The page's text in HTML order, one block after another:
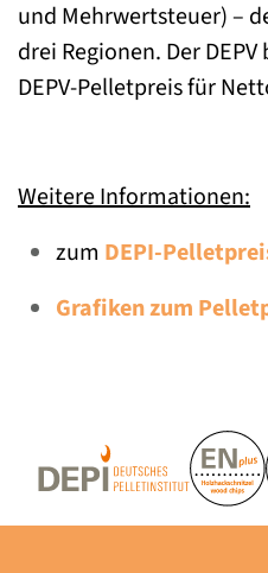
und Mehrwertsteuer) –
drei Regionen. Der
DEPV-Pelletpreis für
Weitere Informationen:
zum DEPI-
Grafiken zum